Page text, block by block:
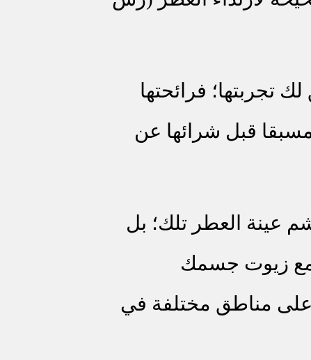
تجربتها؛ فرائحتها
قبل شرائها عن
عينة العطر تلك؛ بل
مع زيوت جسمك
مناطق مختلفة في